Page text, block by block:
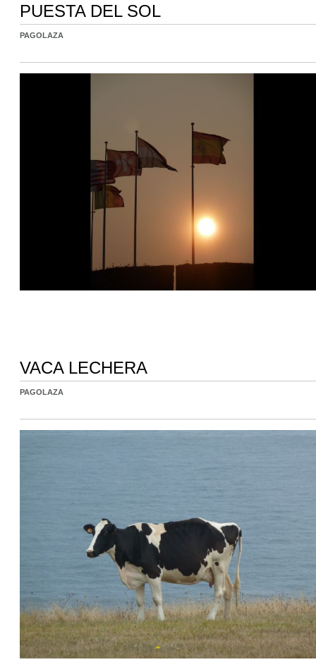
PUESTA DEL SOL
PAGOLAZA
VACA LECHERA
PAGOLAZA